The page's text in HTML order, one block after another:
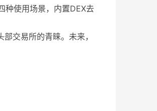
使用场景，内置DEX去
交易所的青睐。未来，